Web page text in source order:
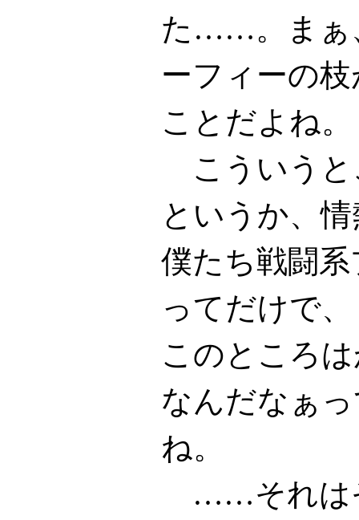
た……。まぁ
ーフィーの
ことだよね。
こういうと
というか、
僕たち戦闘
ってだけで
このところ
なんだなぁ
ね。
……それは